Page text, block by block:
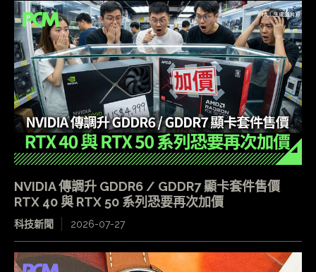
NVIDIA 傳調升 GDDR6 / GDDR7 顯卡套件售價
RTX 40 與 RTX 50 系列恐要再次加價
科技新聞 2026-07-27